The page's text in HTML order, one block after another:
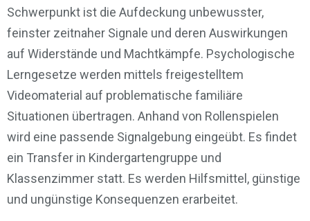
Schwerpunkt ist die Aufdeckung unbewusster,
feinster zeitnaher Signale und deren Auswirkungen
auf Widerstände und Machtkämpfe. Psychologische
Lerngesetze werden mittels freigestelltem
Videomaterial auf problematische familiäre
Situationen übertragen. Anhand von Rollenspielen
wird eine passende Signalgebung eingeübt. Es findet
ein Transfer in Kindergartengruppe und
Klassenzimmer statt. Es werden Hilfsmittel, günstige
und ungünstige Konsequenzen erarbeitet.